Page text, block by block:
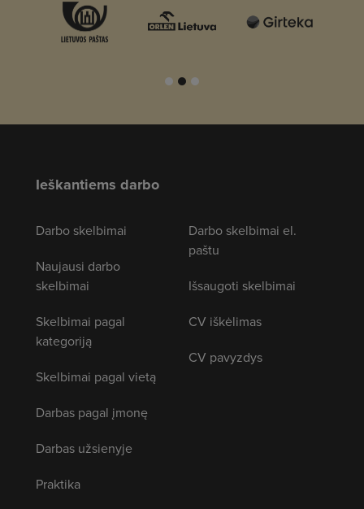
Ieškantiems darbo
Darbo skelbimai
Naujausi darbo
skelbimai
Skelbimai pagal
kategoriją
Skelbimai pagal vietą
Darbas pagal įmonę
Darbas užsienyje
Praktika
Darbo skelbimai el.
paštu
Išsaugoti skelbimai
CV iškėlimas
CV pavyzdys